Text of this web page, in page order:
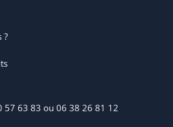
?
57 63 83 ou 06 38 26 81 12